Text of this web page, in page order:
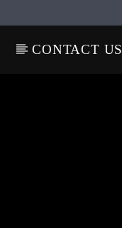
CONTACT US